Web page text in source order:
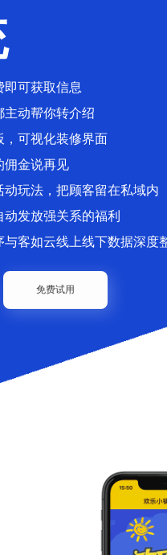
即可获取信息
主动帮你转介绍
，可视化装修界面
佣金说再见
玩法，把顾客留在私域内
发放强关系的福利
客如云线上线下数据深度
免费试用